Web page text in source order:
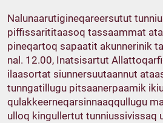
Nalunaarutigineqareersutut
piffissarititaasoq tassaammat
pineqartoq sapaatit akunnerinik
nal. 12.00, Inatsisartut
ilaasortat siunnersuutaannut
tunngatillugu pitsaanerpaamik
qulakkeerneqarsinnaaqqullugu
ulloq kingullertut tunniussivissaq